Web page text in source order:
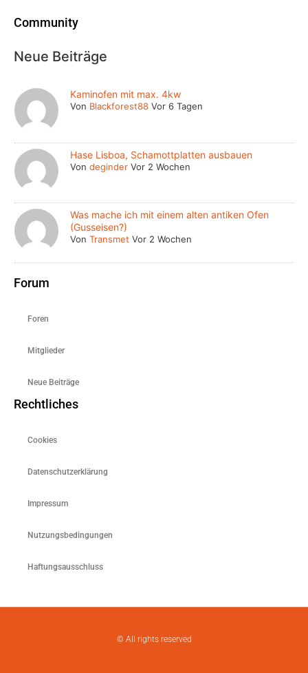
Community
Neue Beiträge
Kaminofen mit max. 4kw
Von Blackforest88 Vor 6 Tagen
Hase Lisboa, Schamottplatten ausbauen
Vondeginder Vor 2 Wochen
Was mache ich mit einem alten antiken Ofen
(Gusseisen?)
VonTransmet Vor 2 Wochen
Forum
Foren
Mitglieder
Neue Beiträge
Rechtliches
Cookies
Datenschutzerklärung
Impressum
Nutzungsbedingungen
Haftungsausschluss
© All rights reserved